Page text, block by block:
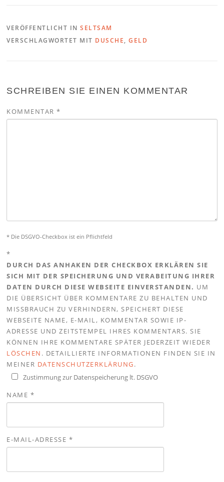
VERÖFFENTLICHT INSELTSAM
VERSCHLAGWORTET MIT DUSCHE,GELD
SCHREIBEN SIE EINEN KOMMENTAR
KOMMENTAR*
* Die DSGVO-Checkbox ist ein Pflichtfeld
*
DURCH DAS ANHAKEN DER CHECKBOX ERKLÄREN SIE
SICH MIT DER SPEICHERUNG UND VERABEITUNG IHRER
DATEN DURCH DIESE WEBSEITE EINVERSTANDEN. UM
DIE ÜBERSICHT ÜBER KOMMENTARE ZU BEHALTEN UND
MISSBRAUCH ZU VERHINDERN, SPEICHERT DIESE
WEBSEITE NAME, E-MAIL, KOMMENTAR SOWIE IP-
ADRESSE UND ZEITSTEMPEL IHRES KOMMENTARS. SIE
KÖNNEN IHRE KOMMENTARE SPÄTER JEDERZEIT WIEDER
LÖSCHEN . DETAILLIERTE INFORMATIONEN FINDEN SIE IN
MEINER DATENSCHUTZERKLÄRUNG.
Zustimmung zur Datenspeicherung lt. DSGVO
NAME *
E-MAIL-ADRESSE *